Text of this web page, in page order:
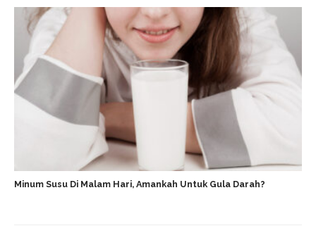
Minum Susu Di Malam Hari, Amankah Untuk Gula Darah?